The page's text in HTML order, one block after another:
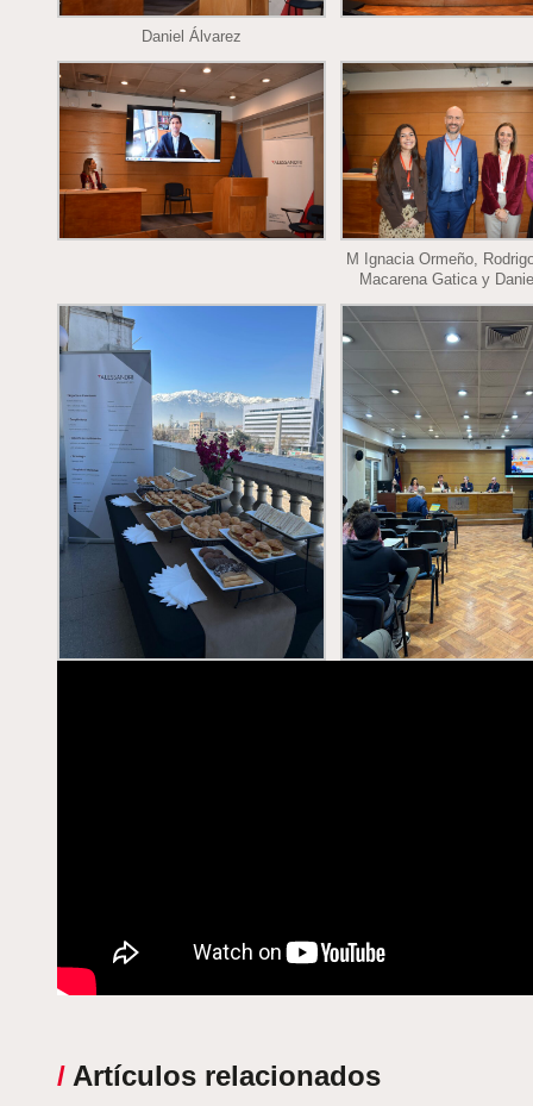
Daniel Álvarez
M Ignacia Ormeño,
Macarena Gatica y
/ Artículos relacionados